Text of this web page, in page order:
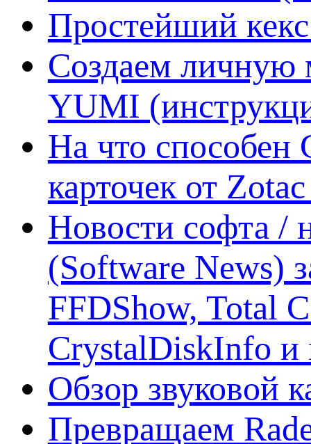
Простейший кекс
Создаем личную
YUMI
На что способен
карточек от
Новости софта /
(Software News)
FFDShow, Total
CrystalDiskInfo и
Обзор звуковой
Превращаем